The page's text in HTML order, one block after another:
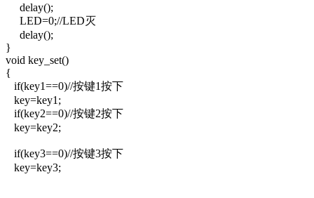
delay();
LED=0;//LED灭
delay();
}
void key_set()
{
if(key1==0)//按键1按下
key=key1;
if(key2==0)//按键2按下
key=key2;
if(key3==0)//按键3按下
key=key3;